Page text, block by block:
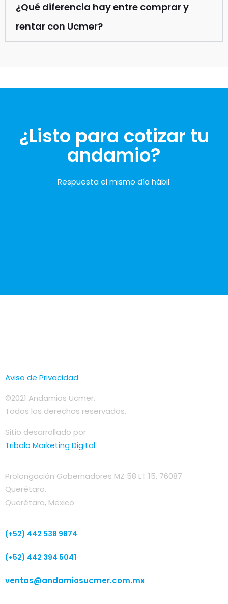
¿Qué diferencia hay entre comprar y
rentar con Ucmer?
¿Listo para cotizar tu
andamio?
Respuesta el mismo día hábil.
Aviso de Privacidad
©2021 Andamios Ucmer.
Todos los derechos reservados.
Sitio desarrollado por
Tribalo Marketing Digital
Prolongación Gobernadores MZ 58 LT 15, 76087
Querétaro.
Querétaro, Mexico
(+52) 442 538 9874
(+52) 442 394 5041
ventas@andamiosucmer.com.mx